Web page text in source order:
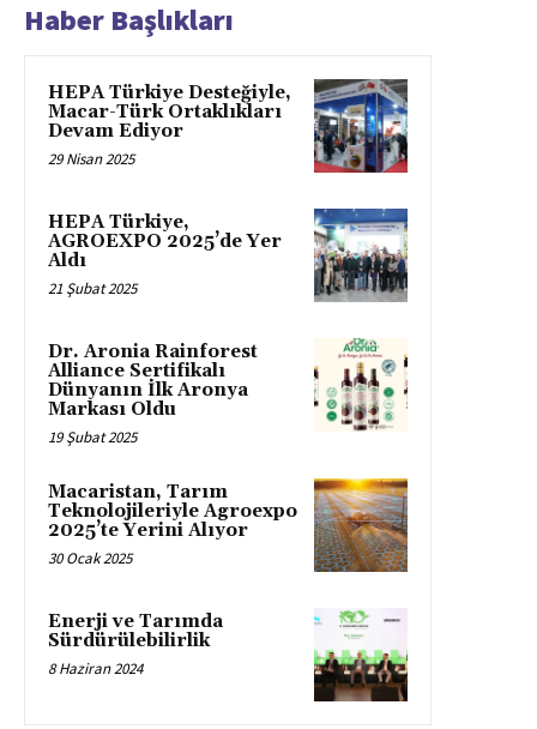
Haber Başlıkları
HEPA Türkiye Desteğiyle,
Macar-Türk Ortaklıkları
Devam Ediyor
29 Nisan 2025
HEPA Türkiye,
AGROEXPO 2025’de Yer
Aldı
21 Şubat 2025
Dr. Aronia Rainforest
Alliance Sertifikalı
Dünyanın İlk Aronya
Markası Oldu
19 Şubat 2025
Macaristan, Tarım
Teknolojileriyle Agroexpo
2025’te Yerini Alıyor
30 Ocak 2025
Enerji ve Tarımda
Sürdürülebilirlik
8 Haziran 2024